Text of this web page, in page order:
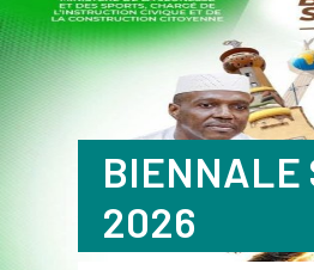
BIENNALE
2026